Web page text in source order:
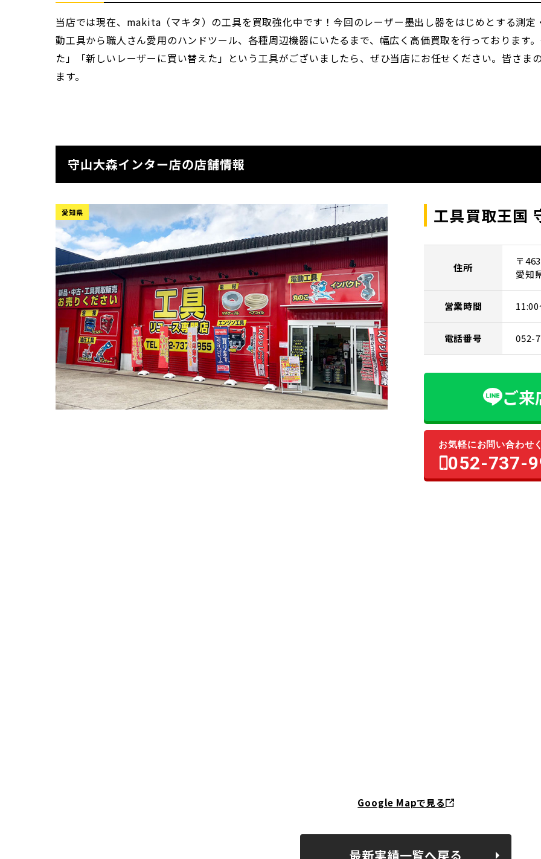
当店では現在、makita（マキタ）の工具を買取強化中です！今回のレーザー墨出し器をはじめとする測
動工具から職人さん愛用のハンドツール、各種周辺機器にいたるまで、幅広く高価買取を行っております
た」「新しいレーザーに買い替えた」という工具がございましたら、ぜひ当店にお任せください。皆さま
ます。
守山大森インター店の店舗情報
愛知県 工具買取王国
住所
〒
愛知
営業時間
電話番号 052-
ご来
お気軽にお問い合わせ
052-737-
Google Mapで見る
最新実績一覧へ戻る